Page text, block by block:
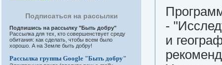
Подписаться на рассылки
Подпишись на рассылку "Быть добру"
Рассылка для тех, кто совершенствует среду
обитания: как сделать, чтобы всем было
хорошо. А на Земле быть добру!
Рассылка группы Google "Быть добру"
-
и